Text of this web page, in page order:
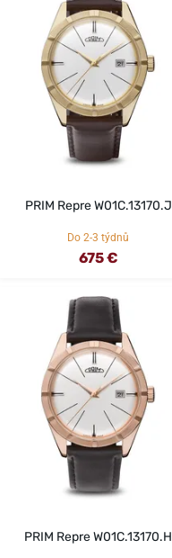
PRIM Repre W01C.13170.J
Do 2-3 týdnů
675 €
PRIM Repre W01C.13170.H